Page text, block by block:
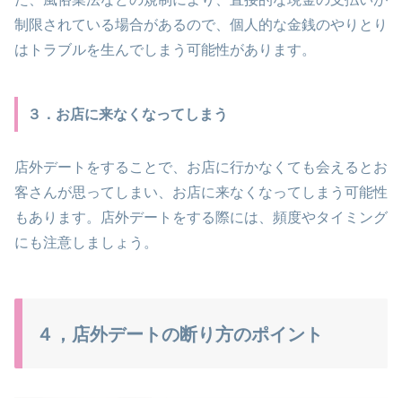
制限されている場合があるので、個人的な金銭のやりとり
はトラブルを生んでしまう可能性があります。
３．お店に来なくなってしまう
店外デートをすることで、お店に行かなくても会えるとお
客さんが思ってしまい、お店に来なくなってしまう可能性
もあります。店外デートをする際には、頻度やタイミング
にも注意しましょう。
４，店外デートの断り方のポイント